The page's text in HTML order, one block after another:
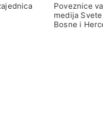
Poveznice
medija
Bosne i